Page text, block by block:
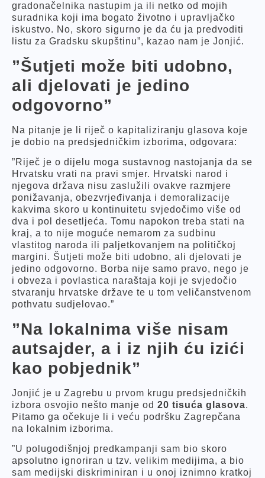
gradonačelnika nastupim ja ili netko od mojih
suradnika koji ima bogato životno i upravljačko
iskustvo. No, skoro sigurno je da ću ja predvoditi
listu za Gradsku skupštinu”, kazao nam je Jonjić.
”Šutjeti može biti udobno,
ali djelovati je jedino
odgovorno”
Na pitanje je li riječ o kapitaliziranju glasova koje
je dobio na predsjedničkim izborima, odgovara:
”Riječ je o dijelu moga sustavnog nastojanja da se
Hrvatsku vrati na pravi smjer. Hrvatski narod i
njegova država nisu zaslužili ovakve razmjere
ponižavanja, obezvrjeđivanja i demoralizacije
kakvima skoro u kontinuitetu svjedočimo više od
dva i pol desetljeća. Tomu napokon treba stati na
kraj, a to nije moguće nemarom za sudbinu
vlastitog naroda ili paljetkovanjem na političkoj
margini. Šutjeti može biti udobno, ali djelovati je
jedino odgovorno. Borba nije samo pravo, nego je
i obveza i povlastica naraštaja koji je svjedočio
stvaranju hrvatske države te u tom veličanstvenom
pothvatu sudjelovao.”
”Na lokalnima više nisam
autsajder, a i iz njih ću izići
kao pobjednik”
Jonjić je u Zagrebu u prvom krugu predsjedničkih
izbora osvojio nešto manje od 20 tisuća glasova.
Pitamo ga očekuje li i veću podršku Zagrepčana
na lokalnim izborima.
”U polugodišnjoj predkampanji sam bio skoro
apsolutno ignoriran u tzv. velikim medijima, a bio
sam medijski diskriminiran i u onoj iznimno kratkoj